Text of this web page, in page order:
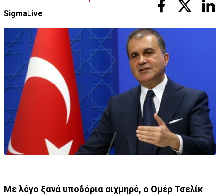
SigmaLive
Με λόγο ξανά υποδόρια αιχμηρό, ο Ομέρ Τσελίκ